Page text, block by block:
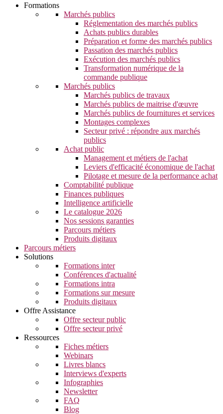
Formations
Marchés publics
Réglementation des marchés publics
Achats publics durables
Préparation et forme des marchés publics
Passation des marchés publics
Exécution des marchés publics
Transformation numérique de la
commande publique
Marchés publics
Marchés publics de travaux
Marchés publics de maitrise d'œuvre
Marchés publics de fournitures et services
Montages complexes
Secteur privé : répondre aux marchés
publics
Achat public
Management et métiers de l'achat
Leviers d'efficacité économique de l'achat
Pilotage et mesure de la performance achat
Comptabilité publique
Finances publiques
Intelligence artificielle
Le catalogue 2026
Nos sessions garanties
Parcours métiers
Produits digitaux
Parcours métiers
Solutions
Formations inter
Conférences d'actualité
Formations intra
Formations sur mesure
Produits digitaux
Offre Assistance
Offre secteur public
Offre secteur privé
Ressources
Fiches métiers
Webinars
Livres blancs
Interviews d'experts
Infographies
Newsletter
FAQ
Blog